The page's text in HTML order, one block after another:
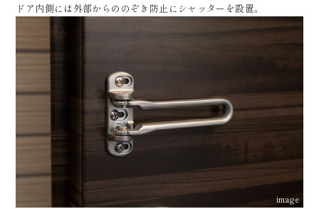
ドア内側には外部からののぞき防止にシャッターを設置。
image